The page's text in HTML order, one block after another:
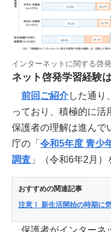
インターネットに関する啓
ネット啓発学習経験
前回ご紹介した通り
っており、積極的に活
保護者の理解は進んで
庁の「 令和5年度 青少
調査 」（令和6年2月）
おすすめの関連記事
注意！ 新生活開始の時期に